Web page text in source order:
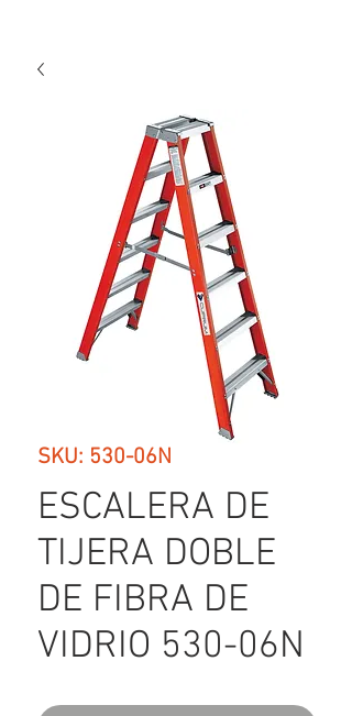
SKU: 530-06N
ESCALERA DE
TIJERA DOBLE
DE FIBRA DE
VIDRIO 530-06N